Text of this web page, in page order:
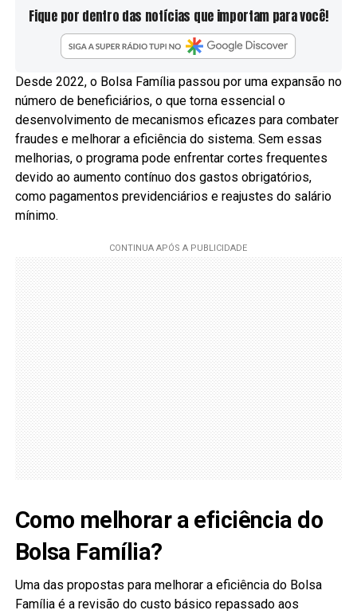
Fique por dentro das notícias que importam para você!
Desde 2022, o Bolsa Família passou por uma expansão no
número de beneficiários, o que torna essencial o
desenvolvimento de mecanismos eficazes para combater
fraudes e melhorar a eficiência do sistema. Sem essas
melhorias, o programa pode enfrentar cortes frequentes
devido ao aumento contínuo dos gastos obrigatórios,
como pagamentos previdenciários e reajustes do salário
mínimo.
Como melhorar a eficiência do
Bolsa Família?
Uma das propostas para melhorar a eficiência do Bolsa
Família é a revisão do custo básico repassado aos